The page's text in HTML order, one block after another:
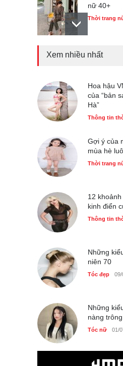
nữ 40+
Thời trang
Chiếc áo
sáng tạo
Thời trang
Xem nhiều nhất
Hoa hậu
của “bản
Hà”
Thông tin
Gợi ý của
mùa hè
Thời trang
12
kinh điển
Thông tin
Những
niên 70
Tóc đẹp 09/
Những
nàng
Tóc nữ 01/